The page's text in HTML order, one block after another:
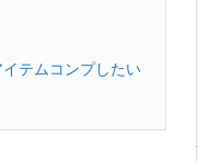
テムコンプしたい